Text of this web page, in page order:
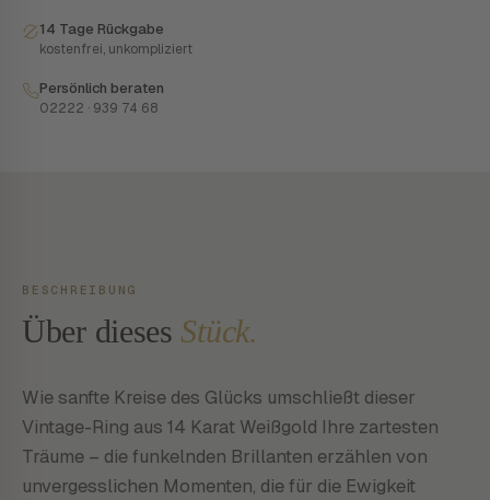
14 Tage Rückgabe
kostenfrei, unkompliziert
Persönlich beraten
02222 · 939 74 68
BESCHREIBUNG
Über dieses Stück.
Wie sanfte Kreise des Glücks umschließt dieser
Vintage-Ring aus 14 Karat Weißgold Ihre zartesten
Träume – die funkelnden Brillanten erzählen von
unvergesslichen Momenten, die für die Ewigkeit